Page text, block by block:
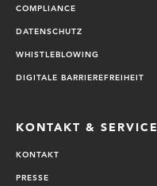
COMPLIANCE
DATENSCHUTZ
WHISTLEBLOWING
DIGITALE BARRIEREFREIHEIT
KONTAKT & SERVICE
KONTAKT
PRESSE